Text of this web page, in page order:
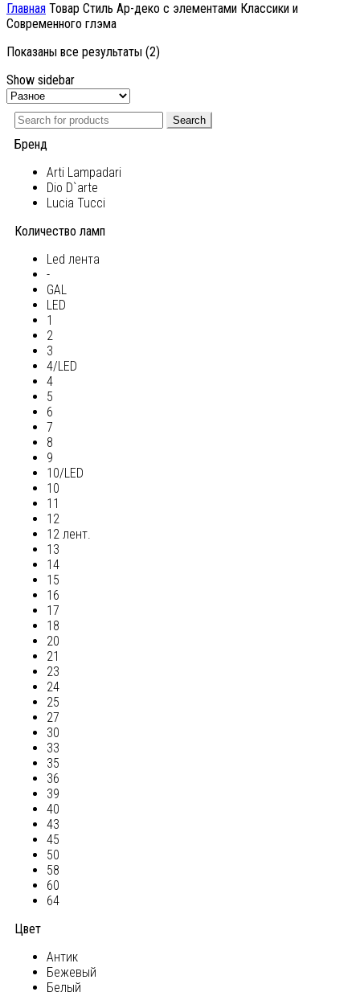
Главная Товар Стиль Ар-деко с элементами Классики и
Современного глэма
Показаны все результаты (2)
Show sidebar
Search
Бренд
Arti Lampadari
Dio D`arte
Lucia Tucci
Количество ламп
Led лента
-
GAL
LED
1
2
3
4/LED
4
5
6
7
8
9
10/LED
10
11
12
12 лент.
13
14
15
16
17
18
20
21
23
24
25
27
30
33
35
36
39
40
43
45
50
58
60
64
Цвет
Антик
Бежевый
Белый